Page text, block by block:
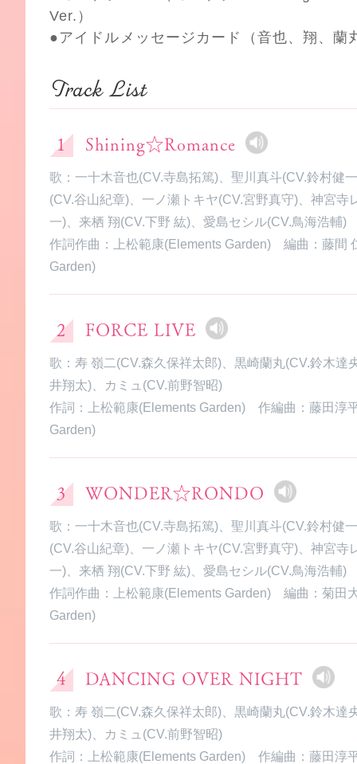
Ver.）
●アイドルメッセージカード（音也、翔、蘭
Track List
Shining☆Romance
歌：一十木音也(CV.寺島拓篤)、聖川真斗(CV.鈴村健
(CV.谷山紀章)、一ノ瀬トキヤ(CV.宮野真守)、神宮寺
一)、来栖 翔(CV.下野 紘)、愛島セシル(CV.鳥海浩輔)
作詞作曲：上松範康(Elements Garden) 編曲：藤間
Garden)
FORCE LIVE
歌：寿 嶺二(CV.森久保祥太郎)、黒崎蘭丸(CV.鈴木達
井翔太)、カミュ(CV.前野智昭)
作詞：上松範康(Elements Garden) 作編曲：藤田淳
Garden)
WONDER☆RONDO
歌：一十木音也(CV.寺島拓篤)、聖川真斗(CV.鈴村健
(CV.谷山紀章)、一ノ瀬トキヤ(CV.宮野真守)、神宮寺
一)、来栖 翔(CV.下野 紘)、愛島セシル(CV.鳥海浩輔)
作詞作曲：上松範康(Elements Garden) 編曲：菊田
Garden)
DANCING OVER NIGHT
歌：寿 嶺二(CV.森久保祥太郎)、黒崎蘭丸(CV.鈴木達
井翔太)、カミュ(CV.前野智昭)
作詞：上松範康(Elements Garden) 作編曲：藤田淳